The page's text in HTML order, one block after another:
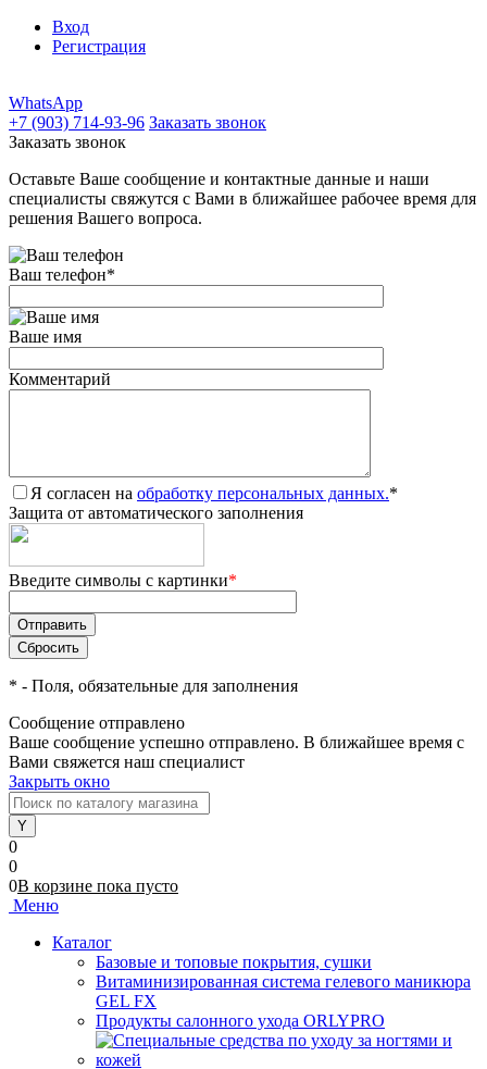
Вход
Регистрация
WhatsApp
+7 (903) 714-93-96 Заказать звонок
Заказать звонок
Оставьте Ваше сообщение и контактные данные и наши
специалисты свяжутся с Вами в ближайшее рабочее время для
решения Вашего вопроса.
Ваш телефон*
Ваше имя
Комментарий
Я согласен на обработку персональных данных.*
Защита от автоматического заполнения
Введите символы с картинки*
* - Поля, обязательные для заполнения
Сообщение отправлено
Ваше сообщение успешно отправлено. В ближайшее время с
Вами свяжется наш специалист
Закрыть окно
0
0
0В корзине пока пусто
Меню
Каталог
Базовые и топовые покрытия, сушки
Витаминизированная система гелевого маникюра
GEL FX
Продукты салонного ухода ORLYPRO